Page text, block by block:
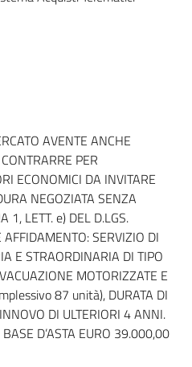
AVENTE ANCHE
PER
ECONOMICI DA INVITARE
NEGOZIATA SENZA
1, LETT. e) DEL D.LGS.
SERVIZIO DI
E STRAORDINARIA DI TIPO
MOTORIZZATE E
87 unità), DURATA DI
DI ULTERIORI 4 ANNI.
D’ASTA EURO 39.000,00